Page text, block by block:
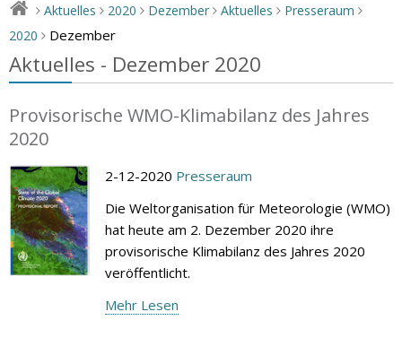
> Aktuelles > 2020 > Dezember > Aktuelles > Presseraum >
2020 > Dezember
Aktuelles - Dezember 2020
Provisorische WMO-Klimabilanz des Jahres
2020
2-12-2020 Presseraum
Die Weltorganisation für Meteorologie (WMO)
hat heute am 2. Dezember 2020 ihre
provisorische Klimabilanz des Jahres 2020
veröffentlicht.
Mehr Lesen